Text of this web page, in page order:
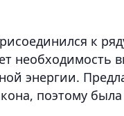
к
необходимость
энергии.
поэтому была